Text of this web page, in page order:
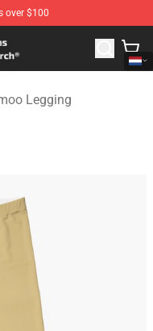
over $100
Merchandise Shop
Legging